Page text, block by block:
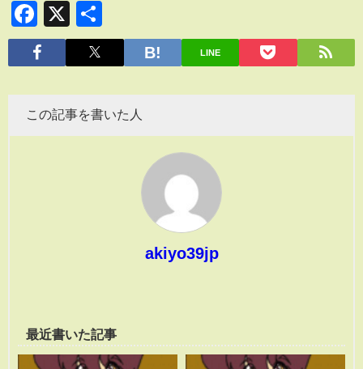
Facebook
X
有
LINE
この記事を書いた人
akiyo39jp
最近書いた記事